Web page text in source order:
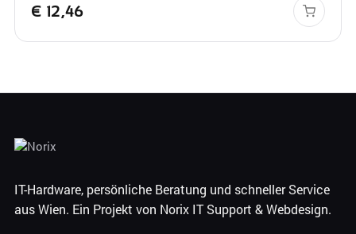
€ 12,46
IT-Hardware, persönliche Beratung und schneller Service
aus Wien. Ein Projekt von Norix IT Support & Webdesign.